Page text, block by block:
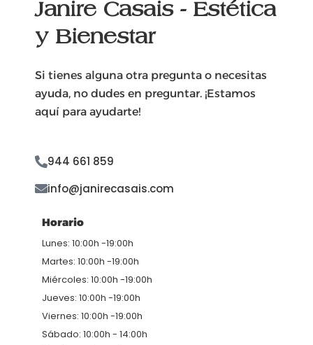
Janire Casais - Estética
y Bienestar
Si tienes alguna otra pregunta o necesitas
ayuda, no dudes en preguntar. ¡Estamos
aquí para ayudarte!
944 661 859
info@janirecasais.com
Horario
Lunes: 10:00h -19:00h
Martes: 10:00h -19:00h
Miércoles: 10:00h -19:00h
Jueves: 10:00h -19:00h
Viernes: 10:00h -19:00h
Sábado: 10:00h - 14:00h